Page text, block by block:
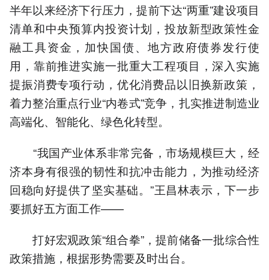
半年以来经济下行压力，提前下达“两重”建设项目
清单和中央预算内投资计划，投放新型政策性金
融工具资金，加快国债、地方政府债券发行使
用，靠前推进实施一批重大工程项目，深入实施
提振消费专项行动，优化消费品以旧换新政策，
着力整治重点行业“内卷式”竞争，扎实推进制造业
高端化、智能化、绿色化转型。
“我国产业体系非常完备，市场规模巨大，经
济本身有很强的韧性和抗冲击能力，为推动经济
回稳向好提供了坚实基础。”王昌林表示，下一步
要抓好五方面工作——
打好宏观政策“组合拳”，提前储备一批综合性
政策措施，根据形势需要及时出台。